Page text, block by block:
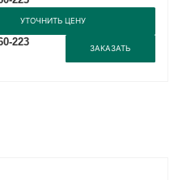
УТОЧНИТЬ ЦЕНУ
223
ЗАКАЗАТЬ